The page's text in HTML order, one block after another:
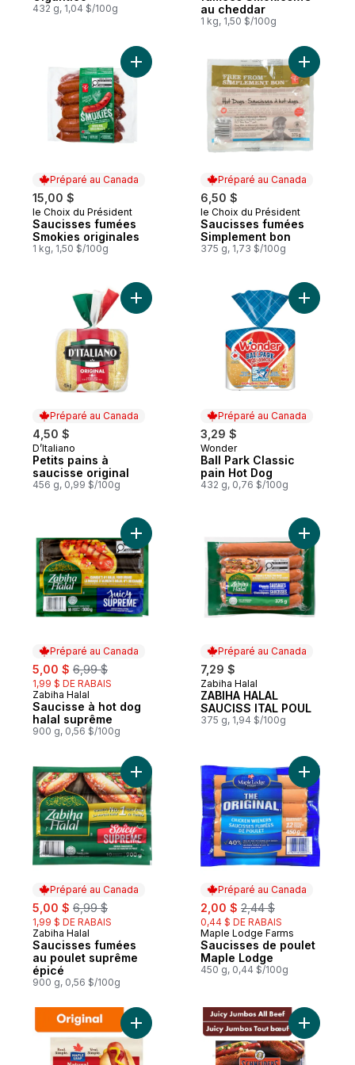
432 g, 1,04 $/100g
au cheddar
1 kg, 1,50 $/100g
Préparé au Canada
15,00 $
Préparé au Canada
le Choix du Président
Saucisses fumées
Smokies originales
1 kg, 1,50 $/100g
Ajouter Saucisses fumées Smokies
Préparé au Canada
6,50 $
Préparé au Canada
le Choix du Président
Saucisses fumées
Simplement bon
375 g, 1,73 $/100g
Ajouter
Préparé au Canada
4,50 $
Préparé au Canada
D’Italiano
Petits pains à
saucisse original
456 g, 0,99 $/100g
Ajouter Petits pains à saucisse original au
Préparé au Canada
3,29 $
Préparé au Canada
Wonder
Ball Park Classic
pain Hot Dog
432 g, 0,76 $/100g
Ajouter
Préparé au Canada
sale:
5,00 $ , formerly:
6,99 $
1,99 $ DE RABAIS
Préparé au Canada
Zabiha Halal
Saucisse à hot dog
halal suprême
900 g, 0,56 $/100g
Ajouter Saucisse à hot dog halal
Préparé au Canada
7,29 $
Préparé au Canada
Zabiha Halal
ZABIHA HALAL
SAUCISS ITAL POUL
375 g, 1,94 $/100g
Ajouter
Préparé au Canada
sale:
5,00 $ , formerly:
6,99 $
1,99 $ DE RABAIS
Préparé au Canada
Zabiha Halal
Saucisses fumées
au poulet suprême
épicé
900 g, 0,56 $/100g
Ajouter Saucisses fumées au poulet
Préparé au Canada
sale:
2,00 $ , formerly:
2,44 $
0,44 $ DE RABAIS
Préparé au Canada
Maple Lodge Farms
Saucisses de poulet
Maple Lodge
450 g, 0,44 $/100g
Ajouter
Ajouter Saucisses fumées originalesAjouter